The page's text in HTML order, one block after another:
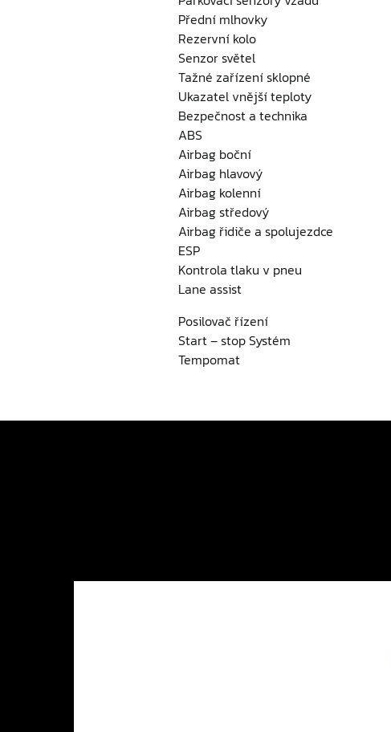
Přední mlhovky
Rezervní kolo
Senzor světel
Tažné zařízení sklopné
Ukazatel vnější teploty
Bezpečnost a technika
ABS
Airbag boční
Airbag hlavový
Airbag kolenní
Airbag středový
Airbag řidiče a spolujezdce
ESP
Kontrola tlaku v pneu
Lane assist
Posilovač řízení
Start – stop Systém
Tempomat